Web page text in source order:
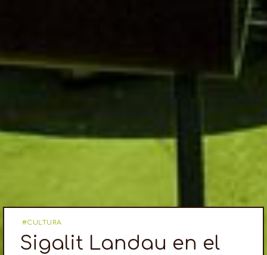
CULTURA
Sigalit Landau en el